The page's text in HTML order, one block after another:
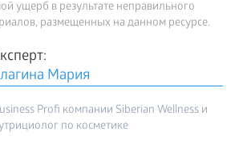
ущерб в результате неправильного
размещенных на данном ресурсе.
Мария
Profi компании Siberian Wellness и
по косметике